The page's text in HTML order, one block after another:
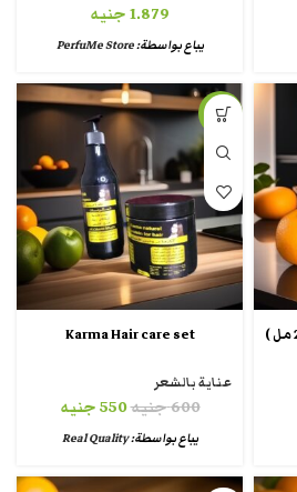
1.879جنيه
يباع بواسطة:PerfuMe Store
-8%
Karma Hair care set
عناية بالشعر
600جنيه550جنيه
يباع بواسطة:Real Quality